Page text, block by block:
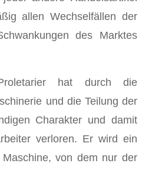
allen Wechselfällen der
des Marktes
hat durch die
und die Teilung der
Charakter und damit
verloren. Er wird ein
von dem nur der